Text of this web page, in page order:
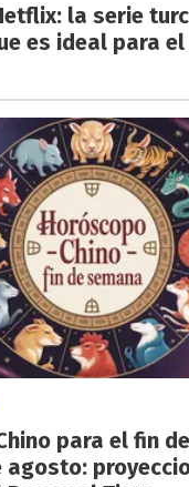
la serie
es ideal para
para el fin
agosto: